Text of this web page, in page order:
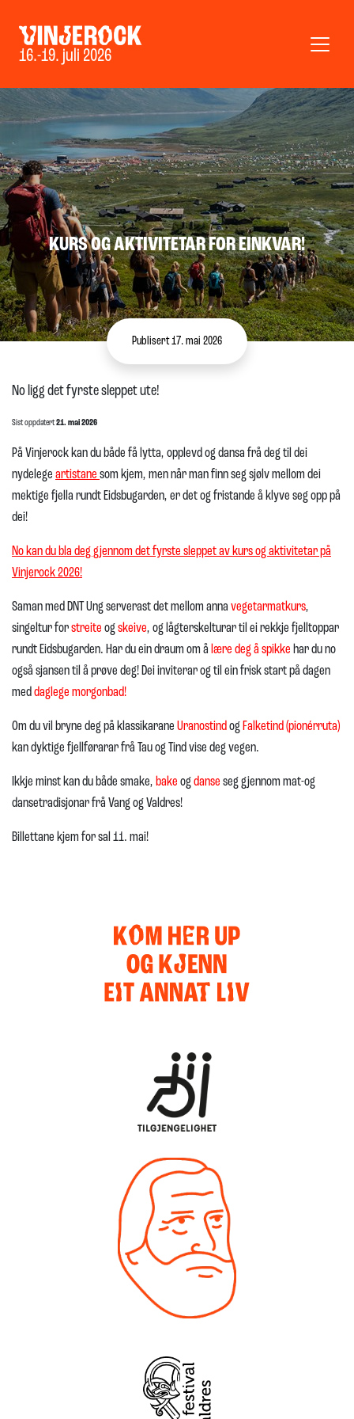
16.-19. juli 2026
KURS OG AKTIVITETAR FOR EINKVAR!
Publisert 17. mai 2026
No ligg det fyrste sleppet ute!
Sist oppdatert21. mai 2026
På Vinjerock kan du både få lytta, opplevd og dansa frå deg til dei
nydelege artistane som kjem, men når man finn seg sjølv mellom dei
mektige fjella rundt Eidsbugarden, er det og fristande å klyve seg opp på
dei!
No kan du bla deg gjennom det fyrste sleppet av kurs og aktivitetar på
Vinjerock 2026!
Saman med DNT Ung serverast det mellom anna vegetarmatkurs,
singeltur forstreite ogskeive, og lågterskelturar til ei rekkje fjelltoppar
rundt Eidsbugarden. Har du ein draum om å lære deg å spikke har du no
også sjansen til å prøve deg! Dei inviterar og til ein frisk start på dagen
meddaglege morgonbad!
Om du vil bryne deg på klassikarane UranostindogFalketind (pionérruta)
kan dyktige fjellførarar frå Tau og Tind vise deg vegen.
Ikkje minst kan du både smake, bake ogdanse seg gjennom mat-og
dansetradisjonar frå Vang og Valdres!
Billettane kjem for sal 11. mai!